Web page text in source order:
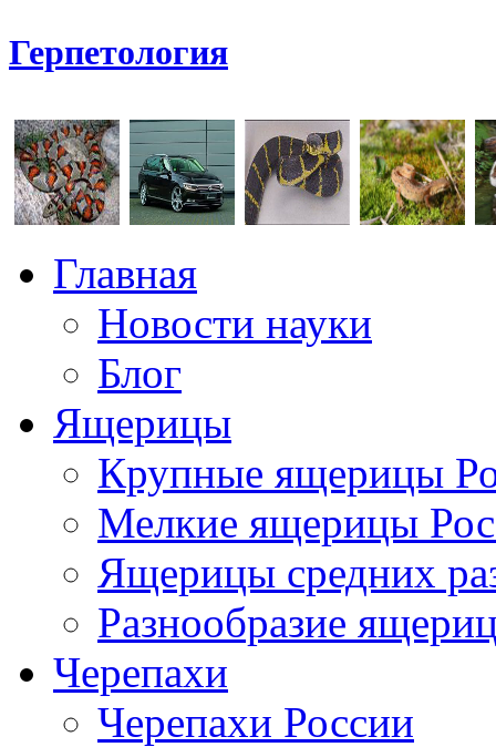
Герпетология
Главная
Новости науки
Блог
Ящерицы
Крупные ящерицы
Мелкие ящерицы
Ящерицы средних
Разнообразие
Черепахи
Черепахи России